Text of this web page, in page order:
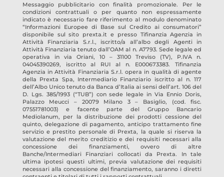
Messaggio pubblicitario con finalità promozionale. Per le
condizioni contrattuali o per quanto non espressamente
indicato è necessario fare riferimento al modulo denominato
“Informazioni Europee di Base sul Credito ai consumatori”
disponibile sul sito prexta.it e presso Tifinanzia Agenzia in
Attività Finanziaria S.r.l., iscritto/a all’albo degli Agenti in
Attività Finanziaria tenuto dall’OAM al n. A7793. Sede legale ed
operativa in via Oriani, 10 – 31100 Treviso (TV), P.IVA n.
04045390269, iscritto al RUI al n. E000673383.Tifinanzia
Agenzia in Attività Finanziaria S.r.l. opera in qualità di agente
della Prexta Spa, Intermediario Finanziario iscritto al n. 117
dell’Albo Unico tenuto da Banca d’Italia ai sensi dell’art. 106 del
D. Lgs. 385/1993 (“TUB”) con sede legale in Via Ennio Doris,
Palazzo Meucci – 20079 Milano 3 – Basiglio, (cod. fisc.
07551781003) e facente parte del Gruppo Bancario
Mediolanum, per la distribuzione dei prodotti cessione del
quinto, delegazione di pagamento, anticipo trattamento fine
servizio e prestito personale di Prexta, la quale si riserva la
valutazione del merito creditizio e dei requisiti necessari alla
concessione dei finanziamenti, ovvero di altre
Banche/Intermediari Finanziari collocati da Prexta. In tale
ultima ipotesi questi ultimi, previa valutazione dei requisiti
necessari alla concessione del finanziamento, saranno i diretti